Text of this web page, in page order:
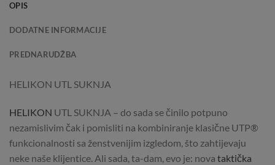
OPIS
DODATNE INFORMACIJE
PREDNARUDŽBA
HELIKON UTL SUKNJA
HELIKON UTL SUKNJA – do sada se činilo potpuno
nezamislivim čak i pomisliti na kombiniranje klasične UTP®
funkcionalnosti sa ženstvenijim izgledom, što zahtijevaju
neke naše klijentice. Ali sada, ta-dam, evo je: nova taktička